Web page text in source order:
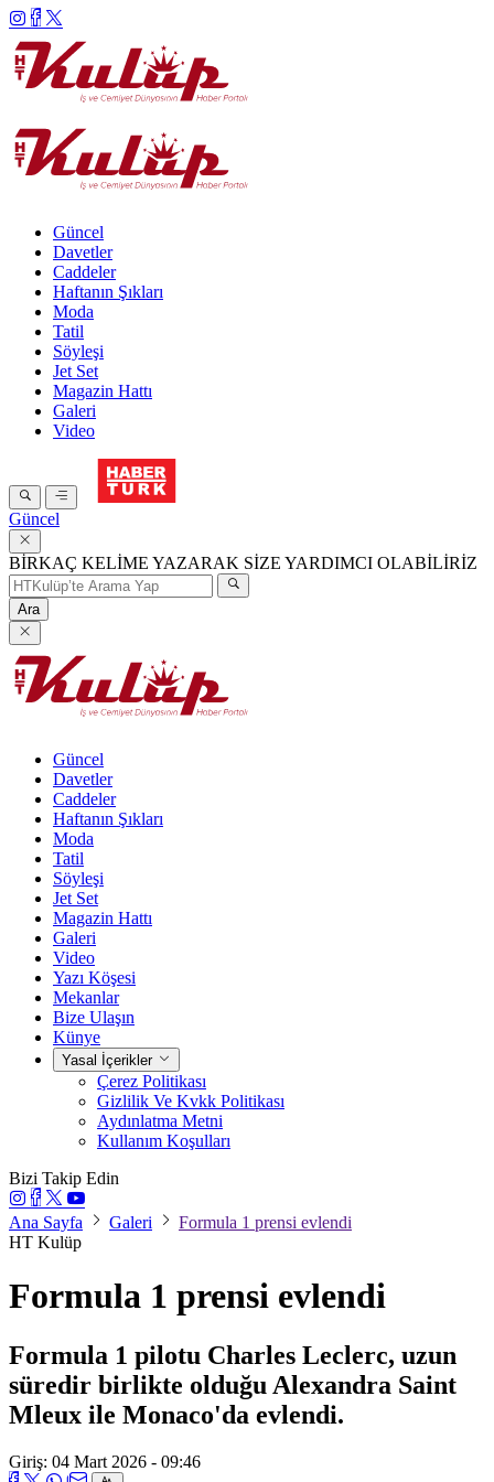
Güncel
Davetler
Caddeler
Haftanın Şıkları
Moda
Tatil
Söyleşi
Jet Set
Magazin Hattı
Galeri
Video
Güncel
BİRKAÇ KELİME YAZARAK SİZE YARDIMCI OLABİLİRİZ
Ara
Güncel
Davetler
Caddeler
Haftanın Şıkları
Moda
Tatil
Söyleşi
Jet Set
Magazin Hattı
Galeri
Video
Yazı Köşesi
Mekanlar
Bize Ulaşın
Künye
Yasal İçerikler
Çerez Politikası
Gizlilik Ve Kvkk Politikası
Aydınlatma Metni
Kullanım Koşulları
Bizi Takip Edin
Ana Sayfa Galeri
Formula 1 prensi evlendi
HT Kulüp
Formula 1 prensi evlendi
Formula 1 pilotu Charles Leclerc, uzun
süredir birlikte olduğu Alexandra Saint
Mleux ile Monaco'da evlendi.
Giriş: 04 Mart 2026 - 09:46